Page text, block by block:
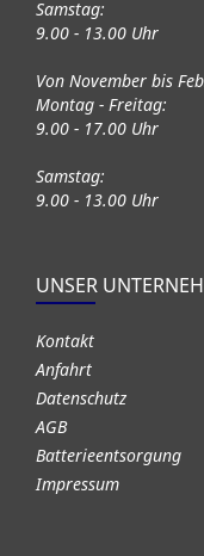
Samstag:
9.00 - 13.00 Uhr
Von November bis
Montag - Freitag:
9.00 - 17.00 Uhr
Samstag:
9.00 - 13.00 Uhr
UNSER
Kontakt
Anfahrt
Datenschutz
AGB
Batterieentsorgung
Impressum